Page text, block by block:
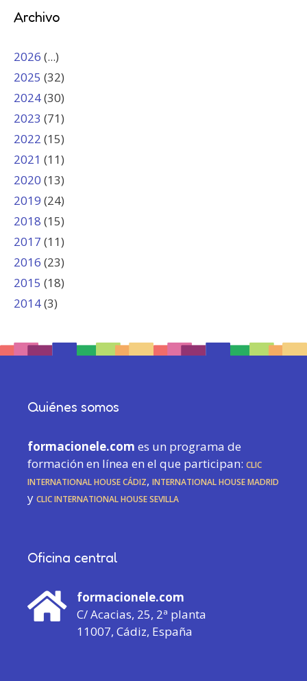
Archivo
2026 (...)
2025 (32)
2024(30)
2023 (71)
2022 (15)
2021 (11)
2020 (13)
2019 (24)
2018 (15)
2017 (11)
2016 (23)
2015 (18)
2014(3)
Quiénes somos
formacionele.com es un programa de
formación en línea en el que participan: CLIC
International House Cádiz, International House Madrid
yCLIC International House Sevilla
Oficina central
formacionele.com
C/ Acacias, 25, 2ª planta
11007, Cádiz, España